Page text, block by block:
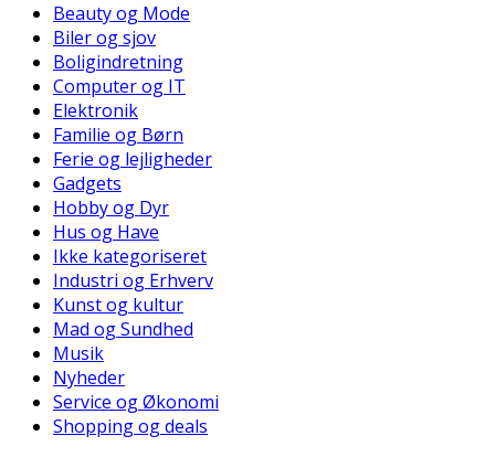
Beauty og Mode
Biler og sjov
Boligindretning
Computer og IT
Elektronik
Familie og Børn
Ferie og lejligheder
Gadgets
Hobby og Dyr
Hus og Have
Ikke kategoriseret
Industri og Erhverv
Kunst og kultur
Mad og Sundhed
Musik
Nyheder
Service og Økonomi
Shopping og deals